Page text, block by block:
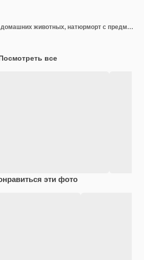
Аксессуары для домашних животных, натюрморт с предметами для ухода и едой
все
эти фото